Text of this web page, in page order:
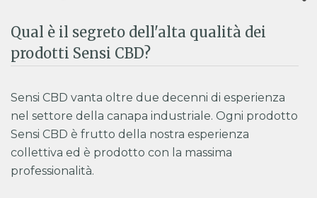
Qual è il segreto dell'alta qualità dei
prodotti Sensi CBD?
Sensi CBD vanta oltre due decenni di esperienza
nel settore della canapa industriale. Ogni prodotto
Sensi CBD è frutto della nostra esperienza
collettiva ed è prodotto con la massima
professionalità.